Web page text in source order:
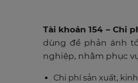
Tài khoản 154 – Chi
dùng để phản ánh
nghiệp, nhằm phục
Chi phí sản xuất,